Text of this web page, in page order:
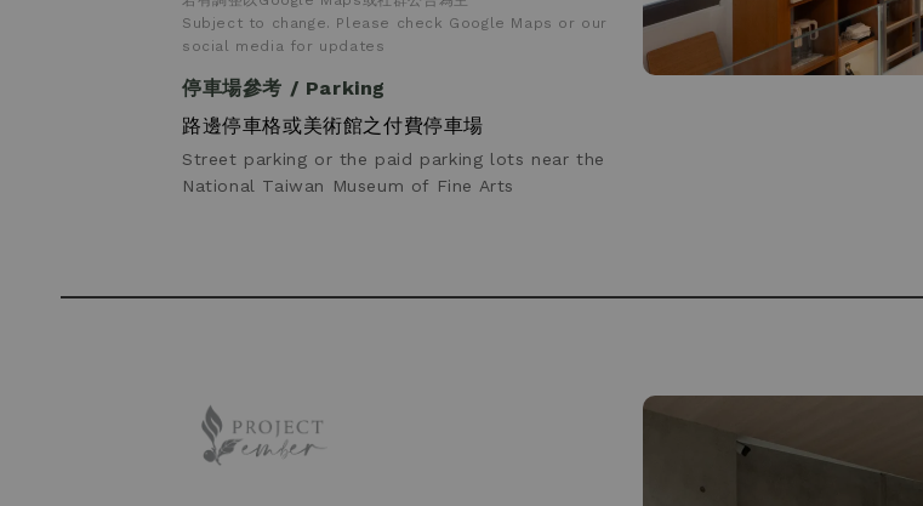
Subject to change. Please check Google Maps or our
social media for updates
停車場參考 / Parking
路邊停車格或美術館之付費停車場
Street parking or the paid parking lots near the
National Taiwan Museum of Fine Arts